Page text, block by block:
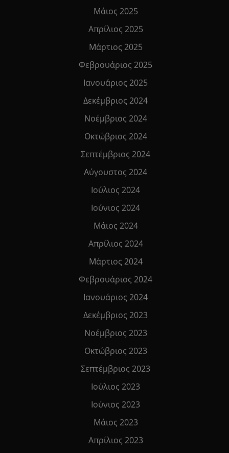
Μάιος 2025
Απρίλιος 2025
Μάρτιος 2025
Φεβρουάριος 2025
Ιανουάριος 2025
Δεκέμβριος 2024
Νοέμβριος 2024
Οκτώβριος 2024
Σεπτέμβριος 2024
Αύγουστος 2024
Ιούλιος 2024
Ιούνιος 2024
Μάιος 2024
Απρίλιος 2024
Μάρτιος 2024
Φεβρουάριος 2024
Ιανουάριος 2024
Δεκέμβριος 2023
Νοέμβριος 2023
Οκτώβριος 2023
Σεπτέμβριος 2023
Ιούλιος 2023
Ιούνιος 2023
Μάιος 2023
Απρίλιος 2023